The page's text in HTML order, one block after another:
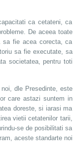
ca cetateni, ca
De aceea toate
sa fie acea corecta, ca
sa fie executate, sa
societatea, pentru toti
dle Presedinte, este
care astazi suntem in
doreste, si iarasi ma
vietii cetatenilor tarii,
se de posibilitati sa
aceste standarte noi